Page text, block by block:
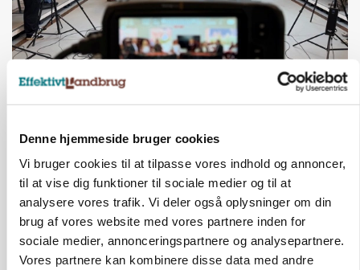
Denne hjemmeside bruger cookies
Vi bruger cookies til at tilpasse vores indhold og annoncer,
til at vise dig funktioner til sociale medier og til at
analysere vores trafik. Vi deler også oplysninger om din
brug af vores website med vores partnere inden for
sociale medier, annonceringspartnere og analysepartnere.
Vores partnere kan kombinere disse data med andre
BUSINESS
landbrugets ejerstruktur